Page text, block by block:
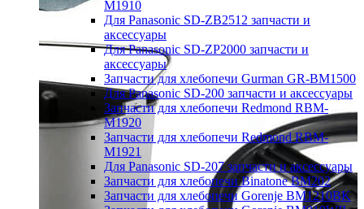
M1910
Для Panasonic SD-ZB2512 запчасти и
аксессуары
Для Panasonic SD-ZP2000 запчасти и
аксессуары
Запчасти для хлебопечи Gurman GR-BM1500
Для Panasonic SD-200 запчасти и аксессуары
Запчасти для хлебопечи Redmond RBM-
M1920
Запчасти для хлебопечи Redmond RBM-
M1921
Для Panasonic SD-207 запчасти и аксессуары
Запчасти для хлебопечи Binatone BM202
Запчасти для хлебопечи Gorenje BM1210BK